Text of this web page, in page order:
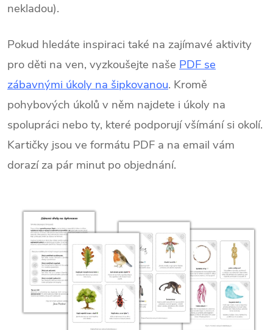
nekladou).
Pokud hledáte inspiraci také na zajímavé aktivity
pro děti na ven, vyzkoušejte naše PDF se
zábavnými úkoly na šipkovanou. Kromě
pohybových úkolů v něm najdete i úkoly na
spolupráci nebo ty, které podporují všímání si okolí.
Kartičky jsou ve formátu PDF a na email vám
dorazí za pár minut po objednání.